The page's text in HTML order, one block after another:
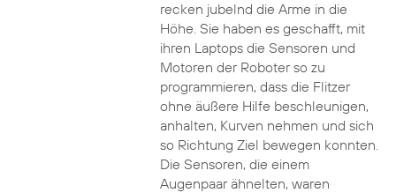
recken jubelnd die Arme in die
Höhe. Sie haben es geschafft, mit
ihren Laptops die Sensoren und
Motoren der Roboter so zu
programmieren, dass die Flitzer
ohne äußere Hilfe beschleunigen,
anhalten, Kurven nehmen und sich
so Richtung Ziel bewegen konnten.
Die Sensoren, die einem
Augenpaar ähnelten, waren